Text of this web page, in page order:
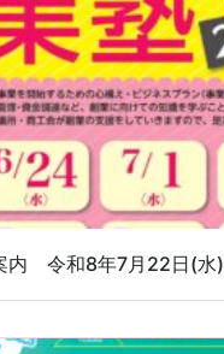
内 令和8年7月22日(水)